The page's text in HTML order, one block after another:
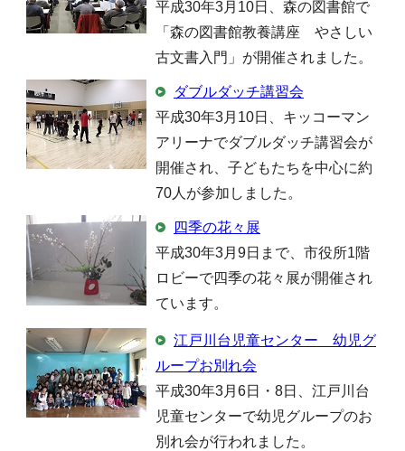
平成30年3月10日、森の図書館で
「森の図書館教養講座 やさしい
古文書入門」が開催されました。
ダブルダッチ講習会
平成30年3月10日、キッコーマン
アリーナでダブルダッチ講習会が
開催され、子どもたちを中心に約
70人が参加しました。
四季の花々展
平成30年3月9日まで、市役所1階
ロビーで四季の花々展が開催され
ています。
江戸川台児童センター 幼児グ
ループお別れ会
平成30年3月6日・8日、江戸川台
児童センターで幼児グループのお
別れ会が行われました。